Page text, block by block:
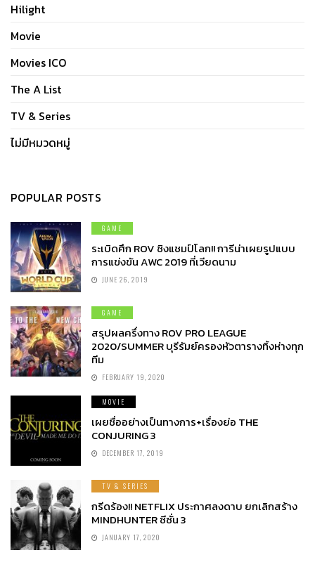
Hilight
Movie
Movies ICO
The A List
TV & Series
ไม่มีหมวดหมู่
POPULAR POSTS
GAME
ระเบิดศึก ROV ชิงแชมป์โลก!! การีน่าเผยรูปแบบ
การแข่งขัน AWC 2019 ที่เวียดนาม
JUNE 26, 2019
GAME
สรุปผลครึ่งทาง ROV PRO LEAGUE
2020/SUMMER บุรีรัมย์ครองหัวตารางทิ้งห่างทุก
ทีม
FEBRUARY 19, 2020
MOVIE
เผยชื่ออย่างเป็นทางการ+เรื่องย่อ THE
CONJURING 3
DECEMBER 17, 2019
TV & SERIES
กรีดร้อง!! NETFLIX ประกาศลงดาบ ยกเลิกสร้าง
MINDHUNTER ซีซั่น 3
JANUARY 17, 2020